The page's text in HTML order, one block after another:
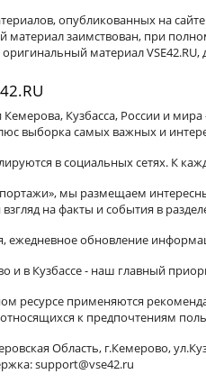
опубликованных на
материал заимствован, при
материал
Кемерова, Кузбасса, России и
выборка самых важных и
в социальных сетях. К
мы размещаем
на факты и события в
ежедневное обновление
и в Кузбассе - наш главный
ресурсе применяются
к предпочтениям
Область, г.Кемерово,
support@vse42.ru